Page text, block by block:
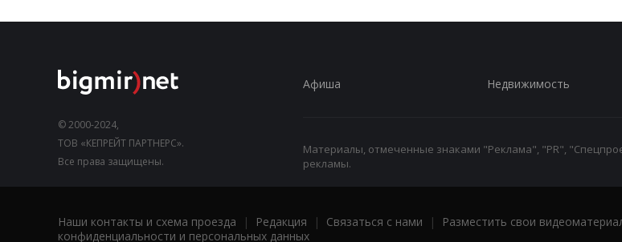
© 2000-2024,
ТОВ «КЕПРЕЙТ ПАРТНЕРС».
Все права защищены.
Афиша Недвижимость
Материалы, отмеченные знаками "Реклама", "PR",
рекламы.
Наши контакты и схема проезда | Редакция | Связаться с нами | Разместить свои
конфиденциальности и персональных данных